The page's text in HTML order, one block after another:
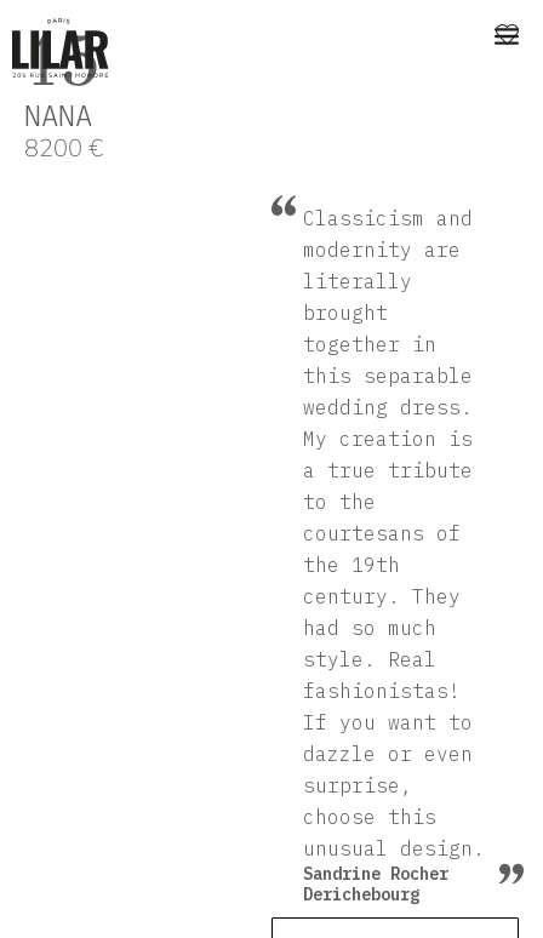
15
NANA
8200 €
Classicism and
modernity are
literally
brought
together in
this separable
wedding dress.
My creation is
a true tribute
to the
courtesans of
the 19th
century. They
had so much
style. Real
fashionistas!
If you want to
dazzle or even
surprise,
choose this
unusual design.
Sandrine Rocher
Derichebourg